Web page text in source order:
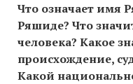
Что означает имя
Ряшиде? Что
человека? Какое
происхождение,
Какой